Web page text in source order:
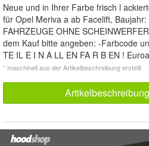
Neue und in Ihrer Farbe frisch l
für Opel Meriva a ab Facelift,
FAHRZEUGE OHNE
dem Kauf bitte angeben: -Farbcode
TE IL E I N A LL EN FA R B EN !
* maschinell aus der Artikelbeschreibung erstellt